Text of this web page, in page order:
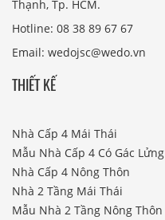
Thạnh, Tp. HCM.
Hotline: 08 38 89 67 67
Email: wedojsc@wedo.vn
THIẾT KẾ
Nhà Cấp 4 Mái Thái
Mẫu Nhà Cấp 4 Có Gác Lửng
Nhà Cấp 4 Nông Thôn
Nhà 2 Tầng Mái Thái
Mẫu Nhà 2 Tầng Nông Thôn